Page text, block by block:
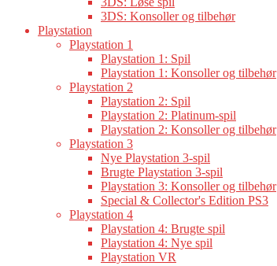
3DS: Konsoller og tilbehør
Playstation
Playstation 1
Playstation 1: Spil
Playstation 1: Konsoller og tilbehør
Playstation 2
Playstation 2: Spil
Playstation 2: Platinum-spil
Playstation 2: Konsoller og tilbehør
Playstation 3
Nye Playstation 3-spil
Brugte Playstation 3-spil
Playstation 3: Konsoller og tilbehør
Special & Collector's Edition PS3
Playstation 4
Playstation 4: Brugte spil
Playstation 4: Nye spil
Playstation VR